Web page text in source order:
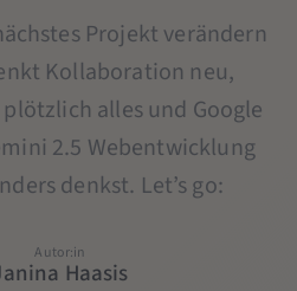
Projekt verändern
Kollaboration neu,
alles und Google
2.5 Webentwicklung
denkst. Let’s go:
Autor:in
Haasis